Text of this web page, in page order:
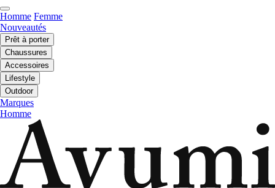
Homme Femme
Nouveautés
Prêt à porter
Chaussures
Accessoires
Lifestyle
Outdoor
Marques
Homme